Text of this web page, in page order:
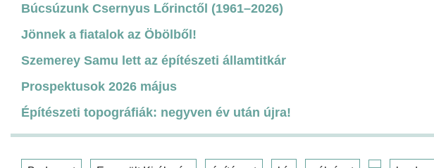
Búcsúzunk Csernyus Lőrinctől (1961–2026)
Jönnek a fiatalok az Öbölből!
Szemerey Samu lett az építészeti államtitkár
Prospektusok 2026 május
Építészeti topográfiák: negyven év után újra!